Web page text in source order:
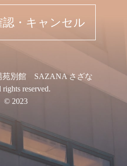
認・キャンセル
別館 SAZANA さざな
reserved.
© 2023